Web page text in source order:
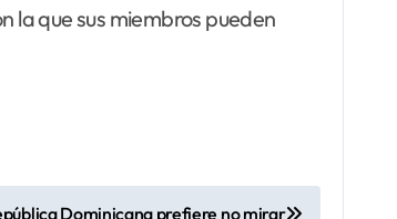
la que sus miembros pueden
Dominicana prefiere no mirar